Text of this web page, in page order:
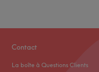
Contact
La boîte à Questions Clients